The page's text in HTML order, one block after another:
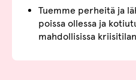
Tuemme perheitä ja
poissa ollessa ja
mahdollisissa